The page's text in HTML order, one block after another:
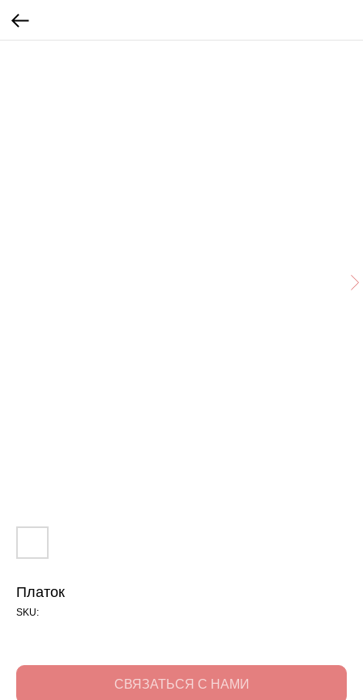
Платок
SKU:
СВЯЗАТЬСЯ С НАМИ